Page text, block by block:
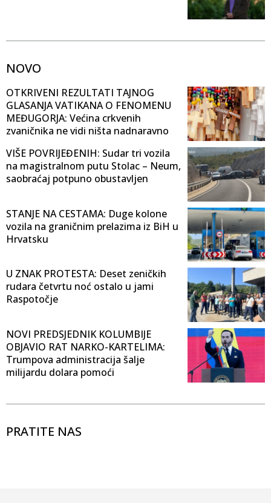
NOVO
OTKRIVENI REZULTATI TAJNOG
GLASANJA VATIKANA O FENOMENU
MEĐUGORJA: Većina crkvenih
zvaničnika ne vidi ništa nadnaravno
VIŠE POVRIJEĐENIH: Sudar tri vozila
na magistralnom putu Stolac – Neum,
saobraćaj potpuno obustavljen
STANJE NA CESTAMA: Duge kolone
vozila na graničnim prelazima iz BiH u
Hrvatsku
U ZNAK PROTESTA: Deset zeničkih
rudara četvrtu noć ostalo u jami
Raspotočje
NOVI PREDSJEDNIK KOLUMBIJE
OBJAVIO RAT NARKO-KARTELIMA:
Trumpova administracija šalje
milijardu dolara pomoći
PRATITE NAS